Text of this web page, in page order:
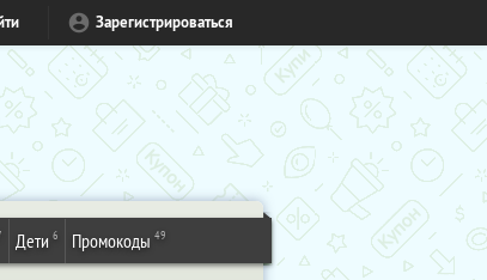
Зарегистрироваться
Дети 6 Промокоды 49